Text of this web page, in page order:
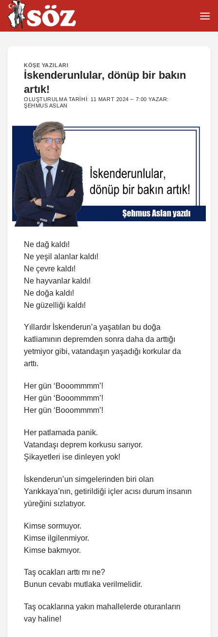
İçeriğe
atla
KÖŞE YAZILARI
İskenderunlular, dönüp bir bakın
artık!
OLUŞTURULMA TARIHI: 11 MART 2024 – 7:00 YAZAR:
ŞEHMUS ASLAN
Ne dağ kaldı!
Ne yeşil alanlar kaldı!
Ne çevre kaldı!
Ne hayvanlar kaldı!
Ne doğa kaldı!
Ne güzelliği kaldı!
Yıllardır İskenderun’a yaşatılan bu doğa
katliamının depremden sonra daha da arttığı
yetmiyor gibi, vatandaşın yaşadığı korkular da
arttı.
Her gün ‘Booommmm’!
Her gün ‘Booommmm’!
Her gün ‘Booommmm’!
Her patlamada panik.
Vatandaşı deprem korkusu sarıyor.
Şikayetleri ise dinleyen yok!
İskenderun’un simgelerinden biri olan
Yarıkkaya’nın, getirildiği içler acısı durum insanın
yüreğini sızlatıyor.
Kimse sormuyor.
Kimse ilgilenmiyor.
Kimse bakmıyor.
Taş ocakları arttı mı ne?
Bunun cevabı mutlaka verilmelidir.
Taş ocaklarına yakın mahallelerde oturanların
vay haline!